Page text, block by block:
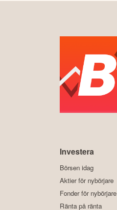
Investera
Börsen idag
Aktier för nybörjare
Fonder för nybörjare
Ränta på ränta